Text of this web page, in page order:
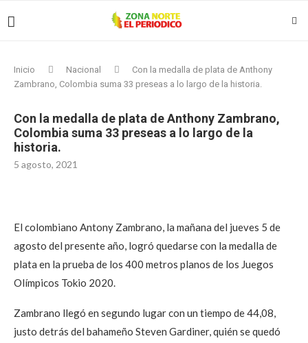
Inicio Nacional
Con la medalla de plata de Anthony
Zambrano, Colombia suma 33 preseas a lo largo de la historia.
Con la medalla de plata de Anthony Zambrano,
Colombia suma 33 preseas a lo largo de la
historia.
5 agosto, 2021
El colombiano Antony Zambrano, la mañana del jueves 5 de
agosto del presente año, logró quedarse con la medalla de
plata en la prueba de los 400 metros planos de los Juegos
Olímpicos Tokio 2020.
Zambrano llegó en segundo lugar con un tiempo de 44,08,
justo detrás del bahameño Steven Gardiner, quién se quedó